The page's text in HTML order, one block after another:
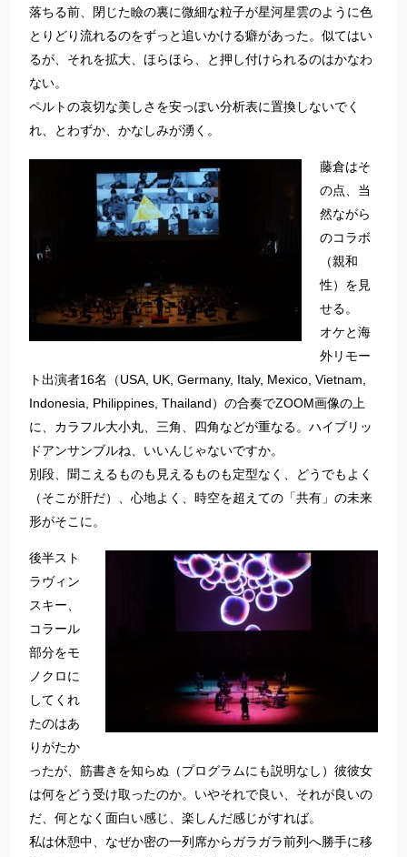
落ちる前、閉じた瞼の裏に微細な粒子が星河星雲のように色
とりどり流れるのをずっと追いかける癖があった。似てはい
るが、それを拡大、ほらほら、と押し付けられるのはかなわ
ない。
ペルトの哀切な美しさを安っぽい分析表に置換しないでく
れ、とわずか、かなしみが湧く。
藤倉はそ
の点、当
然ながら
のコラボ
（親和
性）を見
せる。
オケと海
外リモー
ト出演者16名（USA, UK, Germany, Italy, Mexico, Vietnam,
Indonesia, Philippines, Thailand）の合奏でZOOM画像の上
に、カラフル大小丸、三角、四角などが重なる。ハイブリッ
ドアンサンブルね、いいんじゃないですか。
別段、聞こえるものも見えるものも定型なく、どうでもよく
（そこが肝だ）、心地よく、時空を超えての「共有」の未来
形がそこに。
後半スト
ラヴィン
スキー、
コラール
部分をモ
ノクロに
してくれ
たのはあ
りがたか
ったが、筋書きを知らぬ（プログラムにも説明なし）彼彼女
は何をどう受け取ったのか。いやそれで良い、それが良いの
だ、何となく面白い感じ、楽しんだ感じがすれば。
私は休憩中、なぜか密の一列席からガラガラ前列へ勝手に移